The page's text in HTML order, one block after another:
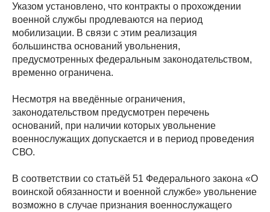
Указом установлено, что контракты о прохождении
военной службы продлеваются на период
мобилизации. В связи с этим реализация
большинства оснований увольнения,
предусмотренных федеральным законодательством,
временно ограничена.
Несмотря на введённые ограничения,
законодательством предусмотрен перечень
оснований, при наличии которых увольнение
военнослужащих допускается и в период проведения
СВО.
В соответствии со статьёй 51 Федерального закона «О
воинской обязанности и военной службе» увольнение
возможно в случае признания военнослужащего